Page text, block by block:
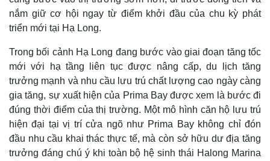
nắm giữ cơ hội ngay từ điểm khởi đầu của chu kỳ phát
triển mới tại Hạ Long.
Trong bối cảnh Hạ Long đang bước vào giai đoạn tăng tốc
mới với hạ tầng liên tục được nâng cấp, du lịch tăng
trưởng mạnh và nhu cầu lưu trú chất lượng cao ngày càng
gia tăng, sự xuất hiện của Prima Bay được xem là bước đi
đúng thời điểm của thị trường. Một mô hình căn hộ lưu trú
hiện đại tại vị trí cửa ngõ như Prima Bay không chỉ đón
đầu nhu cầu khai thác thực tế, mà còn sở hữu dư địa tăng
trưởng đáng chú ý khi toàn bộ hệ sinh thái Halong Marina